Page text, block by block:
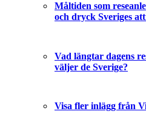
Måltiden som
och dryck Sveriges
Vad längtar dagens
väljer de Sverige?
Visa fler inlägg från